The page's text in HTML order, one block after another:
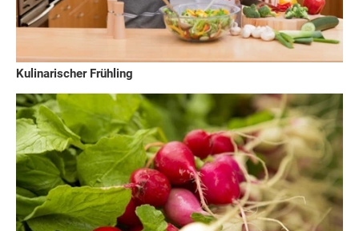
Kulinarischer Frühling